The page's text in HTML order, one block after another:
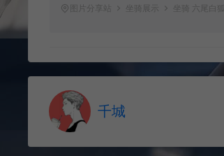
图片分享站 坐骑展示 坐骑 六尾白狐
千城